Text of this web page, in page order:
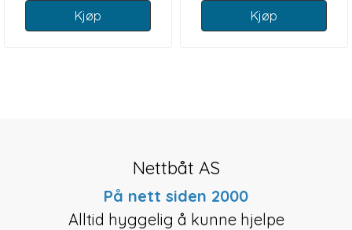
Kjøp Kjøp
Nettbåt AS
På nett siden 2000
Alltid hyggelig å kunne hjelpe